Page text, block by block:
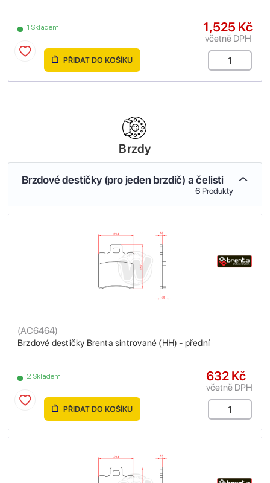
1 Skladem 1,525 Kč
včetně DPH
PŘIDAT DO KOŠÍKU
Brzdy
Brzdové destičky (pro jeden brzdič) a čelisti
6 Produkty
Brzdové destičky Brenta sintrované (HH) - přední
(AC6464)
2 Skladem 632 Kč
včetně DPH
PŘIDAT DO KOŠÍKU